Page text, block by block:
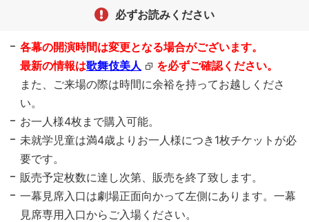
必ずお読みください
各幕の開演時間は変更となる場合がございます。
最新の情報は歌舞伎美人
を必ずご確認ください。
また、ご来場の際は時間に余裕を持ってお越しくださ
い。
お一人様4枚まで購入可能。
未就学児童は満4歳よりお一人様につき1枚チケットが必
要です。
販売予定枚数に達し次第、販売を終了致します。
一幕見席入口は劇場正面向かって左側にあります。一幕
見席専用入口からご入場ください。